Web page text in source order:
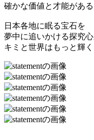
確かな価値と才能がある
日本各地に眠る宝石を
夢中に追いかける探究心
キミと世界はもっと輝く